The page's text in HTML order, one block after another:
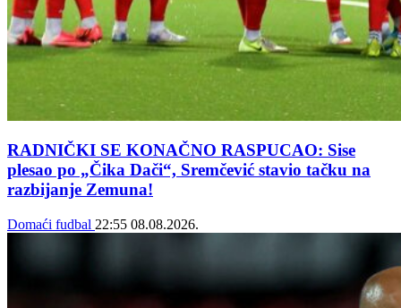
RADNIČKI SE KONAČNO RASPUCAO: Sise
plesao po „Čika Dači“, Sremčević stavio tačku na
razbijanje Zemuna!
Domaći fudbal 22:55 08.08.2026.